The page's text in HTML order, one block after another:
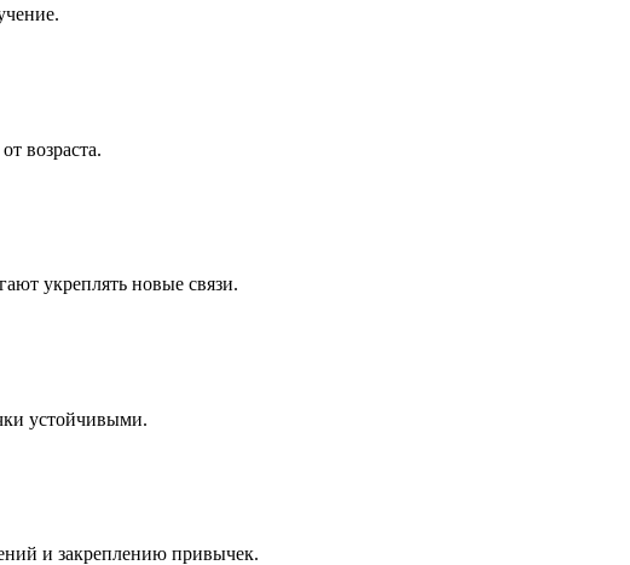
возраста.
укреплять новые связи.
устойчивыми.
и закреплению привычек.